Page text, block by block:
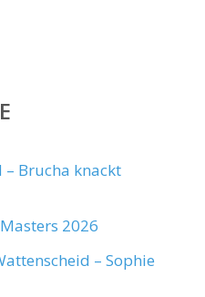
Brucha knackt
2026
– Sophie